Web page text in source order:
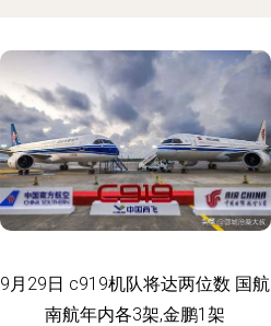
9月29日 c919机队将达两位数 国航
南航年内各3架,金鹏1架